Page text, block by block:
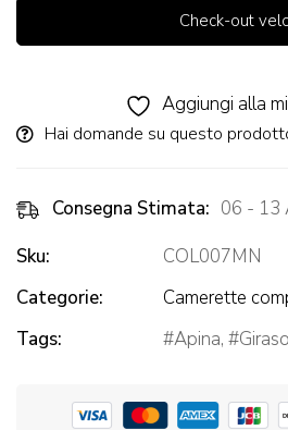
Check-out
Aggiungi alla
Hai domande su questo
Consegna Stimata: 06 - 13
Sku:
COL007MN
Categorie:
Camerette
Tags:
Apina,